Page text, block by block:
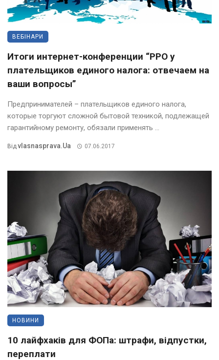
ВЕБІНАРИ
Итоги интернет-конференции “РРО у
плательщиков единого налога: отвечаем на
ваши вопросы”
Предпринимателей – плательщиков единого налога,
которые торгуют сложной бытовой техникой, подлежащей
гарантийному ремонту, обязали применять ...
ВідVlasnasprava.ua 07.06.2017
НОВИНИ
10 лайфхаків для ФОПа: штрафи, відпустки,
переплати